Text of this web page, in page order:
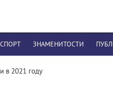
СПОРТ ЗНАМЕНИТОСТИ
в 2021 году